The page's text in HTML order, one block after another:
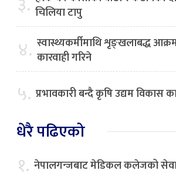
चिलिया टापु
४. स्वास्थ्यकर्मीमाथि शृङ्खलाबद्ध
कारवाही गरिने
५. प्रभावकारी बन्दै कृषि उद्यम विकास
धेरै पढिएको
१. नेपालगन्जबाट मेडिकल कलेजको